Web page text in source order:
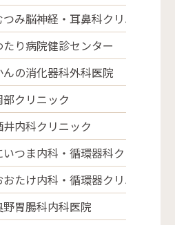
つみ脳神経・耳鼻科クリニック
たり病院健診センター
んの消化器科外科医院
部クリニック
井内科クリニック
いつま内科・循環器科クリニック
おたけ内科・循環器クリニック
野胃腸科内科医院